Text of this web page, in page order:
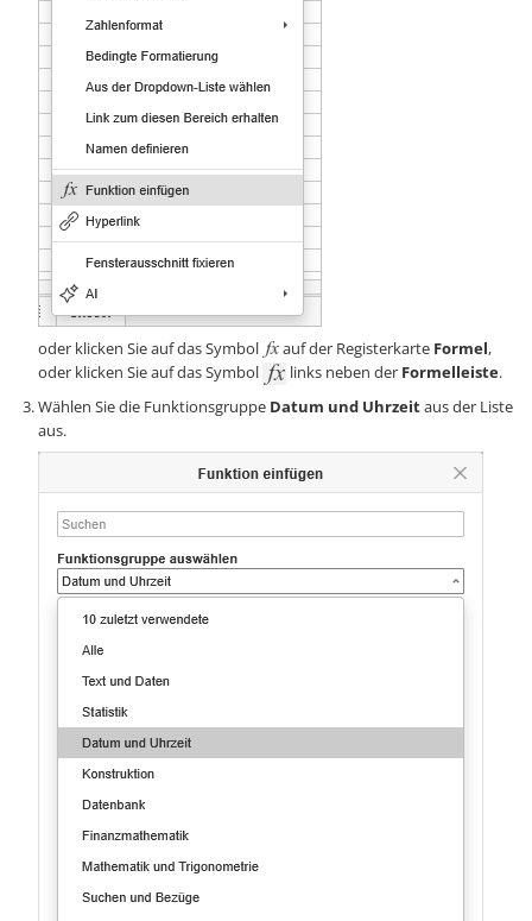
oder klicken Sie auf das Symbol auf der Registerkarte Formel,
oder klicken Sie auf das Symbol
links neben der Formelleiste.
Wählen Sie die Funktionsgruppe Datum und Uhrzeitaus der Liste
aus.